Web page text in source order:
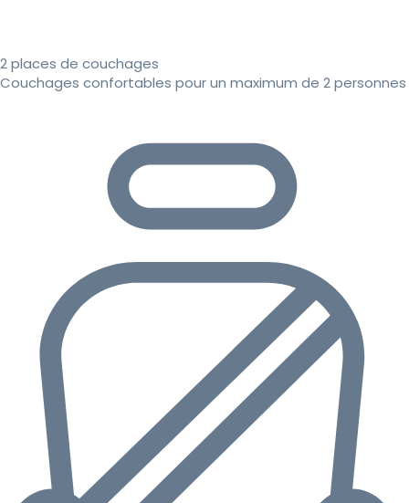
2 places de couchages
Couchages confortables pour un maximum de 2 personnes